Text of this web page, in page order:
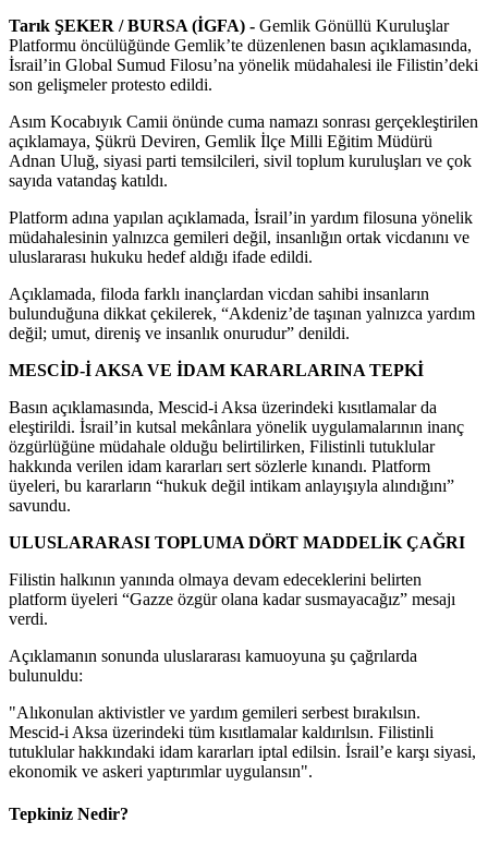
Tarık ŞEKER / BURSA (İGFA) - Gemlik Gönüllü Kuruluşlar
Platformu öncülüğünde Gemlik’te düzenlenen basın açıklamasında,
İsrail’in Global Sumud Filosu’na yönelik müdahalesi ile Filistin’deki
son gelişmeler protesto edildi.
Asım Kocabıyık Camii önünde cuma namazı sonrası gerçekleştirilen
açıklamaya, Şükrü Deviren, Gemlik İlçe Milli Eğitim Müdürü
Adnan Uluğ, siyasi parti temsilcileri, sivil toplum kuruluşları ve çok
sayıda vatandaş katıldı.
Platform adına yapılan açıklamada, İsrail’in yardım filosuna yönelik
müdahalesinin yalnızca gemileri değil, insanlığın ortak vicdanını ve
uluslararası hukuku hedef aldığı ifade edildi.
Açıklamada, filoda farklı inançlardan vicdan sahibi insanların
bulunduğuna dikkat çekilerek, “Akdeniz’de taşınan yalnızca yardım
değil; umut, direniş ve insanlık onurudur” denildi.
MESCİD-İ AKSA VE İDAM KARARLARINA TEPKİ
Basın açıklamasında, Mescid-i Aksa üzerindeki kısıtlamalar da
eleştirildi. İsrail’in kutsal mekânlara yönelik uygulamalarının inanç
özgürlüğüne müdahale olduğu belirtilirken, Filistinli tutuklular
hakkında verilen idam kararları sert sözlerle kınandı. Platform
üyeleri, bu kararların “hukuk değil intikam anlayışıyla alındığını”
savundu.
ULUSLARARASI TOPLUMA DÖRT MADDELİK ÇAĞRI
Filistin halkının yanında olmaya devam edeceklerini belirten
platform üyeleri “Gazze özgür olana kadar susmayacağız” mesajı
verdi.
Açıklamanın sonunda uluslararası kamuoyuna şu çağrılarda
bulunuldu:
"Alıkonulan aktivistler ve yardım gemileri serbest bırakılsın.
Mescid-i Aksa üzerindeki tüm kısıtlamalar kaldırılsın. Filistinli
tutuklular hakkındaki idam kararları iptal edilsin. İsrail’e karşı siyasi,
ekonomik ve askeri yaptırımlar uygulansın".
Tepkiniz Nedir?